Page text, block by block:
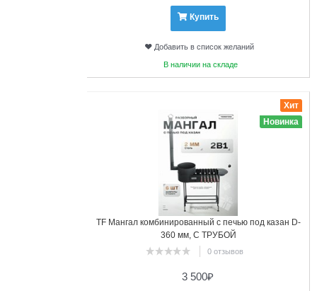
Купить
Добавить в список желаний
В наличии на складе
TF Мангал комбинированный с печью под казан D-
360 мм, С ТРУБОЙ
0 отзывов
Хит
Новинка
3 500₽